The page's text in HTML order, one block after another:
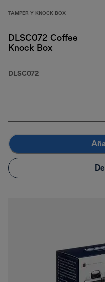
TAMPER Y KNOCK BOX
DLSC072 Coffee
Knock Box
DLSC072